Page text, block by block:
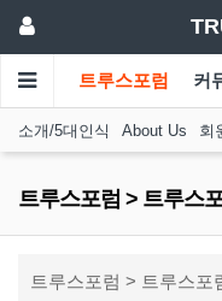
트루스포럼 커
소개/5대인식 About Us 회
트루스포럼 > 트루스
트루스포럼 > 트루스포